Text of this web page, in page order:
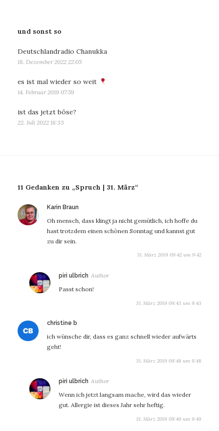
und sonst so
Deutschlandradio Chanukka
18. Dezember 2022 22:05
es ist mal wieder so weit
14. Februar 2019 07:59
ist das jetzt böse?
22. Juli 2022 18:33
11 Gedanken zu „Spruch | 31. März“
Karin Braun
Oh mensch, dass klingt ja nicht gemütlich, ich hoffe du
hast trotzdem einen schönen Sonntag und kannst gut
zu dir sein.
31. März 2019 09:42 um 9:42
piri ulbrich sagt:
Passt schon!
31. März 2019 09:43 um 9:43
christine b
ich wünsche dir, dass es ganz schnell wieder aufwärts
geht!
31. März 2019 09:48 um 9:48
piri ulbrich sagt:
Wenn ich jetzt langsam mache, wird das wieder
gut. Allergie ist dieses Jahr sehr heftig.
31. März 2019 09:49 um 9:49